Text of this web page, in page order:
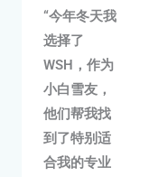
“今年冬天我
选择了
WSH，作为
小白雪友，
他们帮我找
到了特别适
合我的专业